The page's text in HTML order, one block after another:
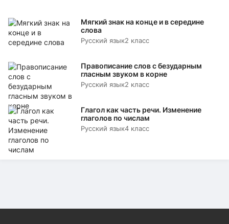
Мягкий знак на конце и в середине
слова
Русский язык2 класс
Правописание слов с безударным
гласным звуком в корне
Русский язык2 класс
Глагол как часть речи. Изменение
глаголов по числам
Русский язык4 класс